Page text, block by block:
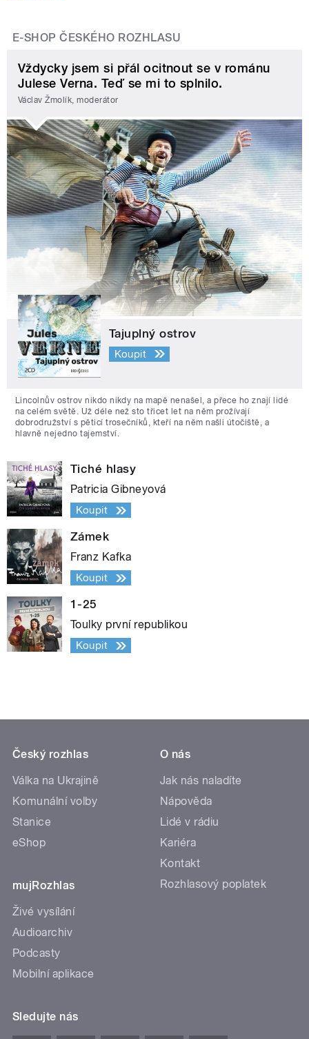
E-SHOP ČESKÉHO ROZHLASU
Vždycky jsem si přál ocitnout se v románu
Julese Verna. Teď se mi to splnilo.
Václav Žmolík, moderátor
Tajuplný ostrov
Koupit
Lincolnův ostrov nikdo nikdy na mapě nenašel, a přece ho znají lidé
na celém světě. Už déle než sto třicet let na něm prožívají
dobrodružství s pěticí trosečníků, kteří na něm našli útočiště, a
hlavně nejedno tajemství.
Tiché hlasy
Patricia Gibneyová
Koupit
Zámek
Franz Kafka
Koupit
1-25
Toulky první republikou
Koupit
Český rozhlas
Válka na Ukrajině
Komunální volby
Stanice
eShop
mujRozhlas
Živé vysílání
Audioarchiv
Podcasty
Mobilní aplikace
O nás
Jak nás naladíte
Nápověda
Lidé v rádiu
Kariéra
Kontakt
Rozhlasový poplatek
Sledujte nás